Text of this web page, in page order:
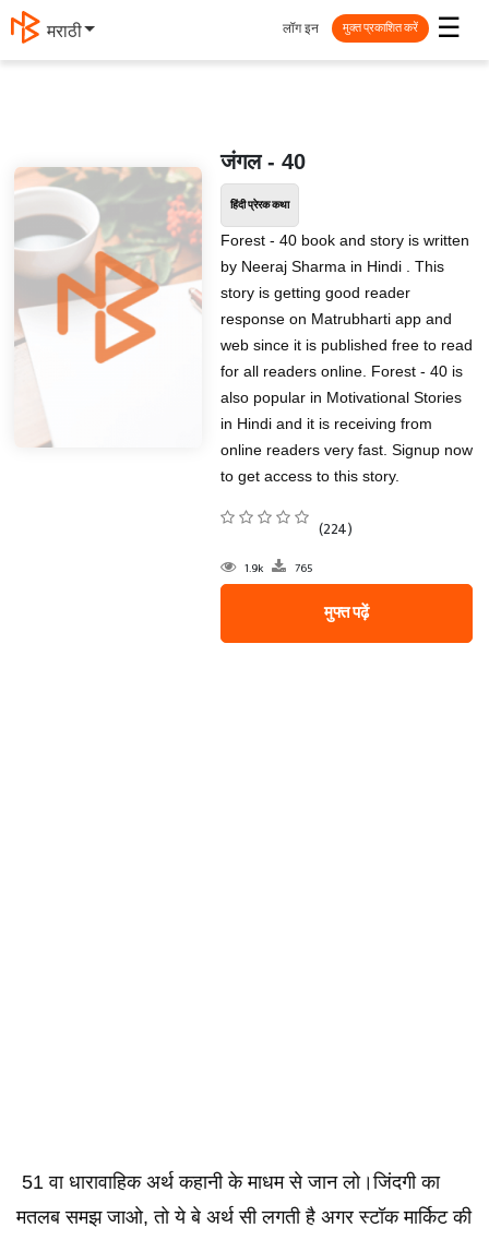
मराठी ☰
लॉग इन मुक्त प्रकाशित करें
जंगल - 40
हिंदी प्रेरक कथा
Forest - 40 book and story is written
by Neeraj Sharma in Hindi . This
story is getting good reader
response on Matrubharti app and
web since it is published free to read
for all readers online. Forest - 40 is
also popular in Motivational Stories
in Hindi and it is receiving from
online readers very fast. Signup now
to get access to this story.
(224)
1.9k 765
मुफ्त पढ़ें
51 वा धारावाहिक अर्थ कहानी के माधम से जान लो।जिंदगी का
मतलब समझ जाओ, तो ये बे अर्थ सी लगती है अगर स्टॉक मार्किट की